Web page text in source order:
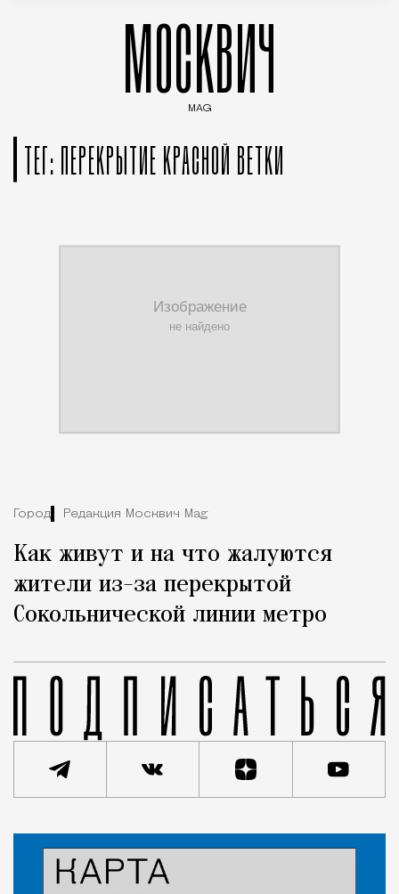
МОСКВИЧ
MAG
ТЕГ: ПЕРЕКРЫТИЕ КРАСНОЙ ВЕТКИ
Город Редакция Москвич Mag
Как живут и на что жалуются
жители из-за перекрытой
Сокольнической линии метро